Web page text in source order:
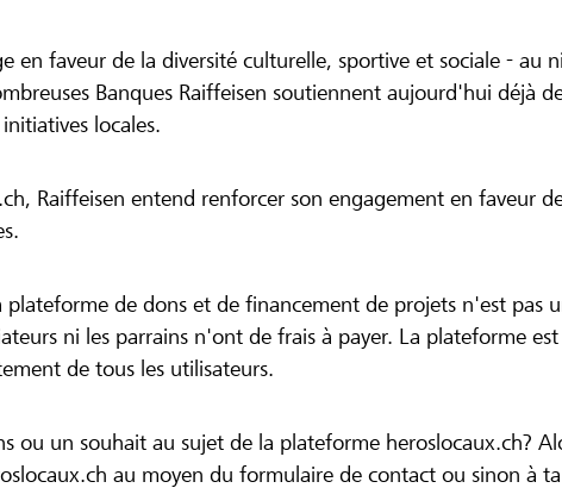
en faveur de la diversité culturelle, sportive et sociale - au
Banques Raiffeisen soutiennent aujourd'hui déjà
locales.
Raiffeisen entend renforcer son engagement en faveur
plateforme de dons et de financement de projets n'est pas
ni les parrains n'ont de frais à payer. La plateforme
de tous les utilisateurs.
ou un souhait au sujet de la plateforme heroslocaux.ch?
au moyen du formulaire de contact ou sinon à